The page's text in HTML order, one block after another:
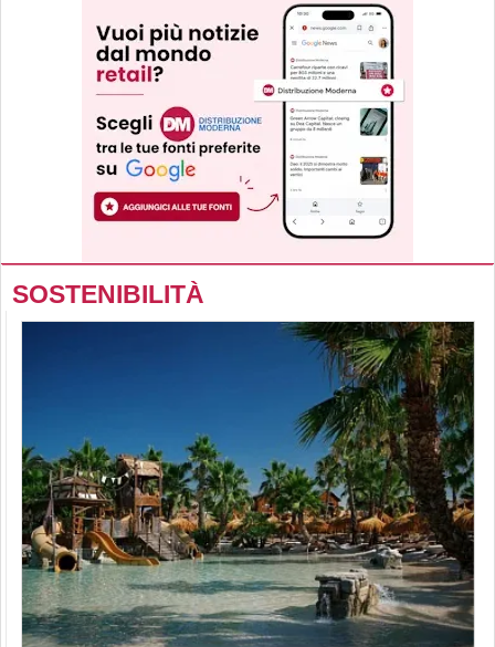
SOSTENIBILITÀ